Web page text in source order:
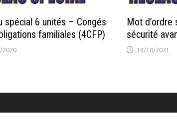
spécial 6 unités – Congés
familiales (4CFP)
2020
Mot d’ordre
sécurité
14/10/2021